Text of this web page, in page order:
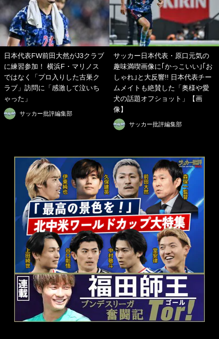
日本代表FW前田大然がJ3クラブ
に練習参加！ 横浜F・マリノス
ではなく「プロ入りした古巣ク
ラブ」訪問に「感激して泣いち
ゃった」
サッカー批評編集部
サッカー日本代表・原口元気の
趣味満喫画像に｢かっこいい｣｢お
しゃれ｣と大反響!! 日本代表チー
ムメイトも絶賛した「奥様や愛
犬の話題オフショット」【画
像】
サッカー批評編集部